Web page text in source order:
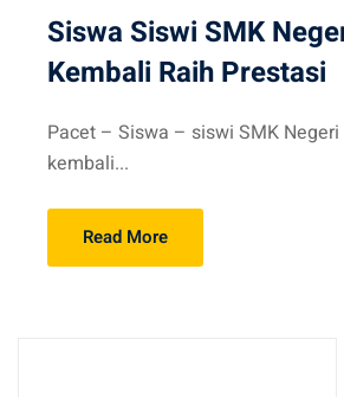
Siswa Siswi SMK
Kembali Raih Prestasi
Pacet – Siswa – siswi SMK
kembali...
Read More